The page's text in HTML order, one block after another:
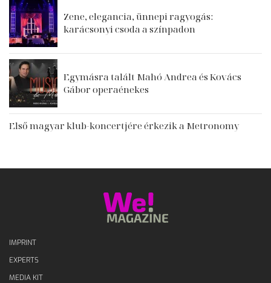
Zene, elegancia, ünnepi ragyogás:
karácsonyi csoda a színpadon
Egymásra talált Mahó Andrea és Kovács
Gábor operaénekes
Első magyar klub-koncertjére érkezik a Metronomy
IMPRINT
EXPERTS
MEDIA KIT